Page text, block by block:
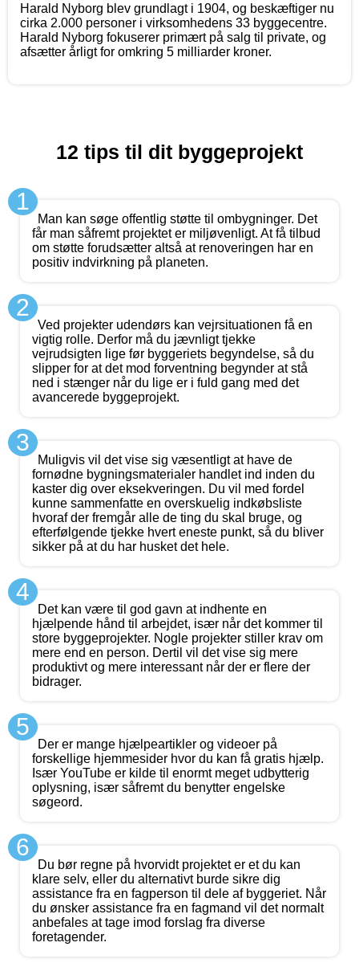
Harald Nyborg blev grundlagt i 1904, og beskæftiger nu
cirka 2.000 personer i virksomhedens 33 byggecentre.
Harald Nyborg fokuserer primært på salg til private, og
afsætter årligt for omkring 5 milliarder kroner.
12 tips til dit byggeprojekt
1
Man kan søge offentlig støtte til ombygninger. Det
får man såfremt projektet er miljøvenligt. At få tilbud
om støtte forudsætter altså at renoveringen har en
positiv indvirkning på planeten.
2
Ved projekter udendørs kan vejrsituationen få en
vigtig rolle. Derfor må du jævnligt tjekke
vejrudsigten lige før byggeriets begyndelse, så du
slipper for at det mod forventning begynder at stå
ned i stænger når du lige er i fuld gang med det
avancerede byggeprojekt.
3
Muligvis vil det vise sig væsentligt at have de
fornødne bygningsmaterialer handlet ind inden du
kaster dig over eksekveringen. Du vil med fordel
kunne sammenfatte en overskuelig indkøbsliste
hvoraf der fremgår alle de ting du skal bruge, og
efterfølgende tjekke hvert eneste punkt, så du bliver
sikker på at du har husket det hele.
4
Det kan være til god gavn at indhente en
hjælpende hånd til arbejdet, især når det kommer til
store byggeprojekter. Nogle projekter stiller krav om
mere end en person. Dertil vil det vise sig mere
produktivt og mere interessant når der er flere der
bidrager.
5
Der er mange hjælpeartikler og videoer på
forskellige hjemmesider hvor du kan få gratis hjælp.
Især YouTube er kilde til enormt meget udbytterig
oplysning, især såfremt du benytter engelske
søgeord.
6
Du bør regne på hvorvidt projektet er et du kan
klare selv, eller du alternativt burde sikre dig
assistance fra en fagperson til dele af byggeriet. Når
du ønsker assistance fra en fagmand vil det normalt
anbefales at tage imod forslag fra diverse
foretagender.